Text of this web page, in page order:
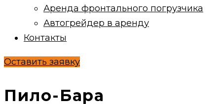
Аренда фронтального погрузчика
Автогрейдер в аренду
Контакты
Оставить заявку
Пило-Бара